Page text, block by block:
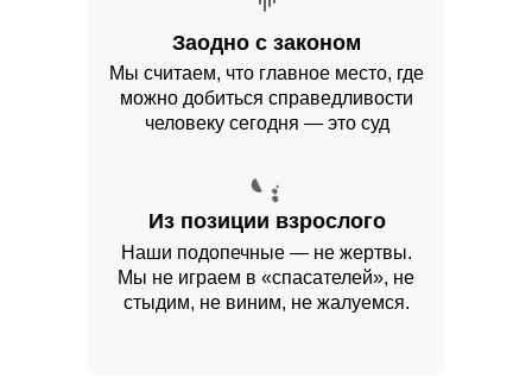
Мы считаем, что главное место, где
можно добиться справедливости
человеку сегодня — это суд
Заодно с законом
Наши подопечные — не жертвы.
Мы не играем в «спасателей», не
стыдим, не виним, не жалуемся.
Из позиции взрослого